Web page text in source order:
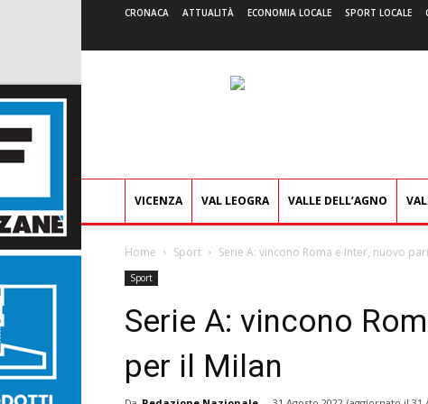
CRONACA ATTUALITÀ ECONOMIA LOCALE SPORT LOCALE
VICENZA VAL LEOGRA VALLE DELL’AGNO
Home Sport Serie A: vincono Roma e Inter, nuovo
Sport
Serie A: vincono
per il Milan